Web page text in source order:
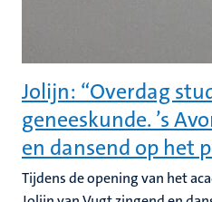
Jolijn: “Overdag
geneeskunde. ’s
en dansend op het
Tijdens de opening van het